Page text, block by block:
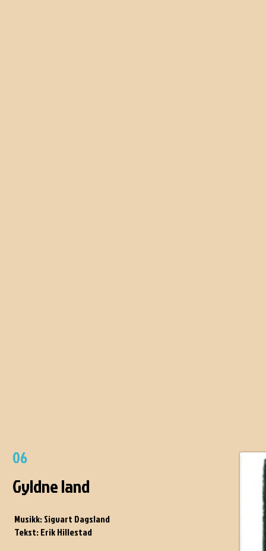
06
Gyldne land
Musikk: Sigvart Dagsland
Tekst: Erik Hillestad